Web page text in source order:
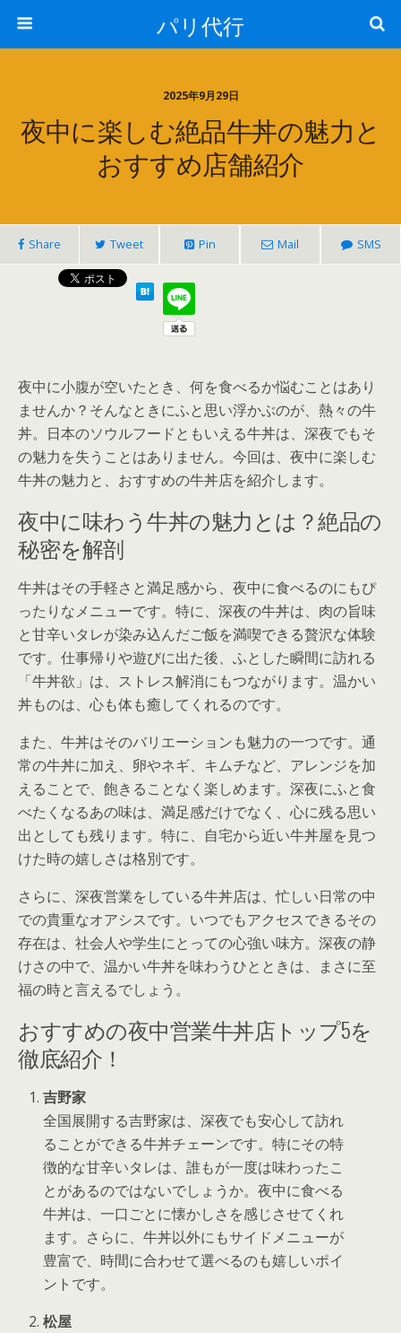
パリ代行
2025年9月29日
夜中に楽しむ絶品牛丼の魅力と
おすすめ店舗紹介
Share Tweet Pin Mail SMS
夜中に小腹が空いたとき、何を食べるか悩むことはあり
ませんか？そんなときにふと思い浮かぶのが、熱々の牛
丼。日本のソウルフードともいえる牛丼は、深夜でもそ
の魅力を失うことはありません。今回は、夜中に楽しむ
牛丼の魅力と、おすすめの牛丼店を紹介します。
夜中に味わう牛丼の魅力とは？絶品の
秘密を解剖
牛丼はその手軽さと満足感から、夜中に食べるのにもぴ
ったりなメニューです。特に、深夜の牛丼は、肉の旨味
と甘辛いタレが染み込んだご飯を満喫できる贅沢な体験
です。仕事帰りや遊びに出た後、ふとした瞬間に訪れる
「牛丼欲」は、ストレス解消にもつながります。温かい
丼ものは、心も体も癒してくれるのです。
また、牛丼はそのバリエーションも魅力の一つです。通
常の牛丼に加え、卵やネギ、キムチなど、アレンジを加
えることで、飽きることなく楽しめます。深夜にふと食
べたくなるあの味は、満足感だけでなく、心に残る思い
出としても残ります。特に、自宅から近い牛丼屋を見つ
けた時の嬉しさは格別です。
さらに、深夜営業をしている牛丼店は、忙しい日常の中
での貴重なオアシスです。いつでもアクセスできるその
存在は、社会人や学生にとっての心強い味方。深夜の静
けさの中で、温かい牛丼を味わうひとときは、まさに至
福の時と言えるでしょう。
おすすめの夜中営業牛丼店トップ5を
徹底紹介！
吉野家
全国展開する吉野家は、深夜でも安心して訪れ
ることができる牛丼チェーンです。特にその特
徴的な甘辛いタレは、誰もが一度は味わったこ
とがあるのではないでしょうか。夜中に食べる
牛丼は、一口ごとに懐かしさを感じさせてくれ
ます。さらに、牛丼以外にもサイドメニューが
豊富で、時間に合わせて選べるのも嬉しいポイ
ントです。
松屋